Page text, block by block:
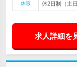
休暇
休2日制（土
求人詳細を